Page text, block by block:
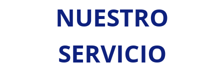
NUESTRO
SERVICIO